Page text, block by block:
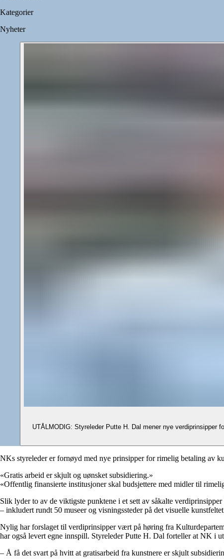
Kategorier
Nyheter
UTÅLMODIG: Styreleder Putte H. Dal mener nye
NKs styreleder er fornøyd med nye prinsipper for rimelig betaling av
«Gratis arbeid er skjult og uønsket subsidiering.»
«Offentlig finansierte institusjoner skal budsjettere med midler til
Slik lyder to av de viktigste punktene i et sett av såkalte
– inkludert rundt 50 museer og visningssteder på det visuelle
Nylig har forslaget til verdiprinsipper vært på høring fra
har også levert egne innspill. Styreleder Putte H. Dal forteller at NK i
– Å få det svart på hvitt at gratisarbeid fra kunstnere er skjult